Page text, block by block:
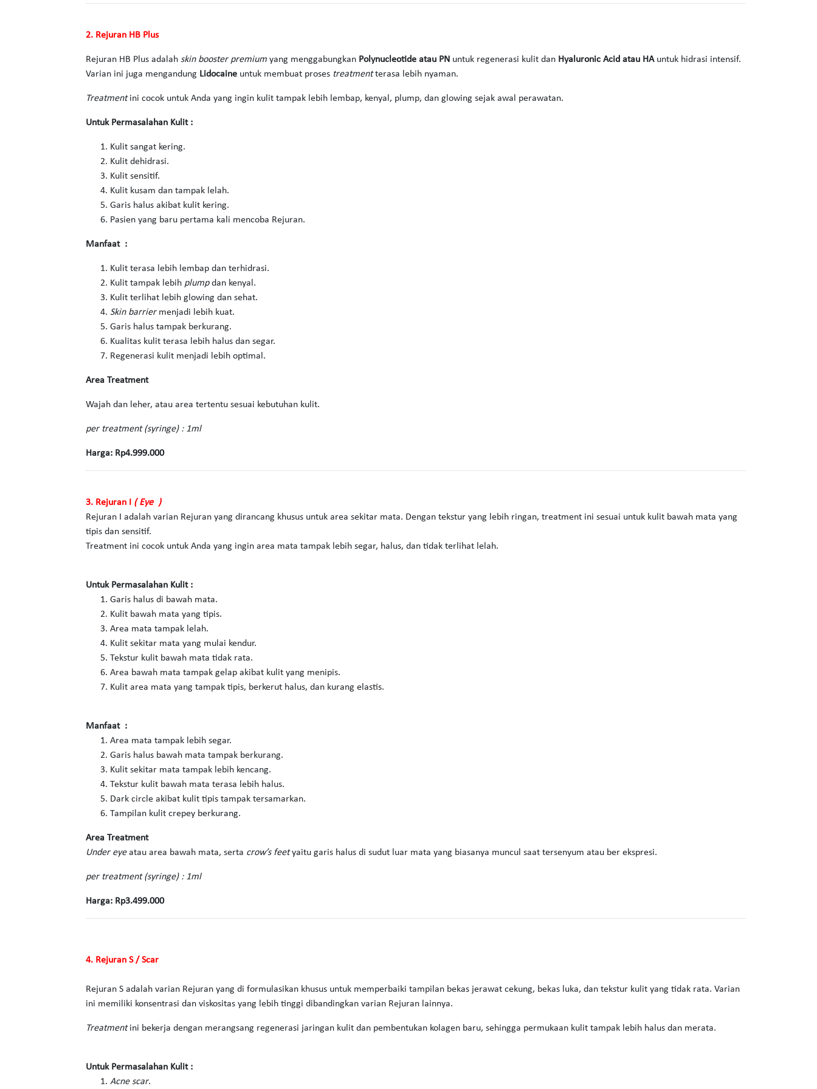
2. Rejuran HB Plus
Rejuran HB Plus adalah skin booster premium yang menggabungkan Polynucleotide atau PN untuk regenerasi kulit dan Hyaluronic Acid atau HAuntuk hidrasi intensif.
Varian ini juga mengandung Lidocaine untuk membuat proses treatmentterasa lebih nyaman.
Treatmentini cocok untuk Anda yang ingin kulit tampak lebih lembap, kenyal, plump, dan glowing sejak awal perawatan.
Untuk Permasalahan Kulit :
Kulit sangat kering.
Kulit dehidrasi.
Kulit sensitif.
Kulit kusam dan tampak lelah.
Garis halus akibat kulit kering.
Pasien yang baru pertama kali mencoba Rejuran.
Manfaat :
Kulit terasa lebih lembap dan terhidrasi.
Kulit tampak lebih plumpdan kenyal.
Kulit terlihat lebih glowing dan sehat.
Skin barriermenjadi lebih kuat.
Garis halus tampak berkurang.
Kualitas kulit terasa lebih halus dan segar.
Regenerasi kulit menjadi lebih optimal.
Area Treatment
Wajah dan leher, atau area tertentu sesuai kebutuhan kulit.
per treatment (syringe) : 1ml
Harga: Rp4.999.000
3. Rejuran I ( Eye )
Rejuran I adalah varian Rejuran yang dirancang khusus untuk area sekitar mata. Dengan tekstur yang lebih ringan, treatment ini sesuai untuk kulit bawah mata yang
tipis dan sensitif.
Treatment ini cocok untuk Anda yang ingin area mata tampak lebih segar, halus, dan tidak terlihat lelah.
Untuk Permasalahan Kulit :
Garis halus di bawah mata.
Kulit bawah mata yang tipis.
Area mata tampak lelah.
Kulit sekitar mata yang mulai kendur.
Tekstur kulit bawah mata tidak rata.
Area bawah mata tampak gelap akibat kulit yang menipis.
Kulit area mata yang tampak tipis, berkerut halus, dan kurang elastis.
Manfaat :
Area mata tampak lebih segar.
Garis halus bawah mata tampak berkurang.
Kulit sekitar mata tampak lebih kencang.
Tekstur kulit bawah mata terasa lebih halus.
Dark circle akibat kulit tipis tampak tersamarkan.
Tampilan kulit crepey berkurang.
Area Treatment
Under eyeatau area bawah mata, serta crow’s feetyaitu garis halus di sudut luar mata yang biasanya muncul saat tersenyum atau ber ekspresi.
per treatment (syringe) : 1ml
Harga: Rp3.499.000
4. Rejuran S / Scar
Rejuran S adalah varian Rejuran yang di formulasikan khusus untuk memperbaiki tampilan bekas jerawat cekung, bekas luka, dan tekstur kulit yang tidak rata. Varian
ini memiliki konsentrasi dan viskositas yang lebih tinggi dibandingkan varian Rejuran lainnya.
Treatmentini bekerja dengan merangsang regenerasi jaringan kulit dan pembentukan kolagen baru, sehingga permukaan kulit tampak lebih halus dan merata.
Untuk Permasalahan Kulit :
Acne scar.